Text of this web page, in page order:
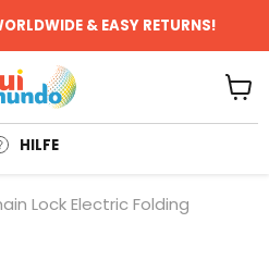
& EASY RETURNS!
HILFE
Lock Electric Folding
oder scrollen, um zu Zoomen